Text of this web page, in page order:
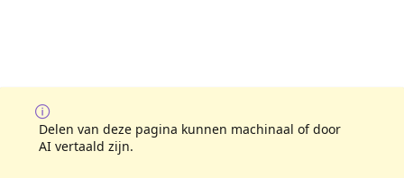
Delen van deze pagina kunnen machinaal of door
AI vertaald zijn.